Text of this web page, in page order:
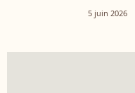
5 juin 2026